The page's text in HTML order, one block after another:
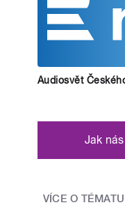
Audiosvět
Jak
VÍCE O TÉMATU